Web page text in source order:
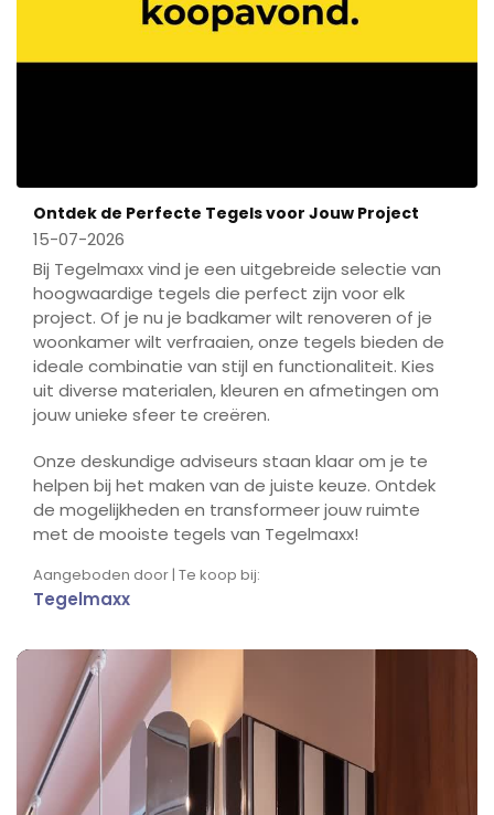
Ontdek de Perfecte Tegels voor Jouw Project
15-07-2026
Bij Tegelmaxx vind je een uitgebreide selectie van
hoogwaardige tegels die perfect zijn voor elk
project. Of je nu je badkamer wilt renoveren of je
woonkamer wilt verfraaien, onze tegels bieden de
ideale combinatie van stijl en functionaliteit. Kies
uit diverse materialen, kleuren en afmetingen om
jouw unieke sfeer te creëren.
Onze deskundige adviseurs staan klaar om je te
helpen bij het maken van de juiste keuze. Ontdek
de mogelijkheden en transformeer jouw ruimte
met de mooiste tegels van Tegelmaxx!
Aangeboden door | Te koop bij:
Tegelmaxx